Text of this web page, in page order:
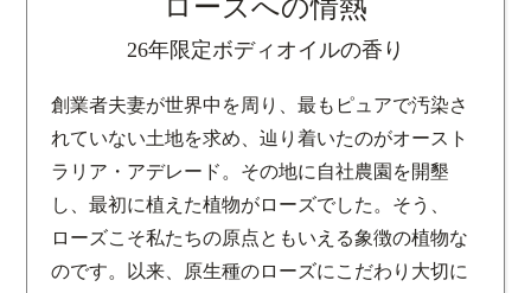
ローズへの情熱
26年限定ボディオイルの香り
創業者夫妻が世界中を周り、最もピュアで汚染さ
れていない土地を求め、辿り着いたのがオースト
ラリア・アデレード。その地に自社農園を開墾
し、最初に植えた植物がローズでした。そう、
ローズこそ私たちの原点ともいえる象徴の植物な
のです。以来、原生種のローズにこだわり大切に